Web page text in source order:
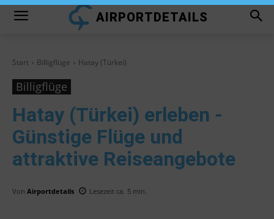
AIRPORTDETAILS
Start Billigflüge Hatay (Türkei)
Billigflüge
Hatay (Türkei) erleben -
Günstige Flüge und
attraktive Reiseangebote
Von Airportdetails Lesezeit ca. 5 min.